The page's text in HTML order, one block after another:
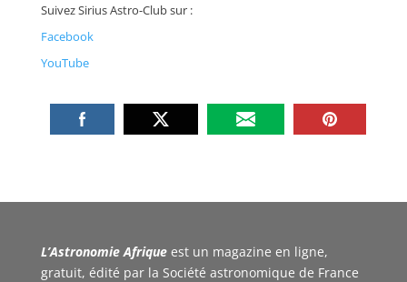
Suivez Sirius Astro-Club sur :
Facebook
YouTube
L’Astronomie Afrique est un magazine en ligne,
gratuit, édité par la Société astronomique de France